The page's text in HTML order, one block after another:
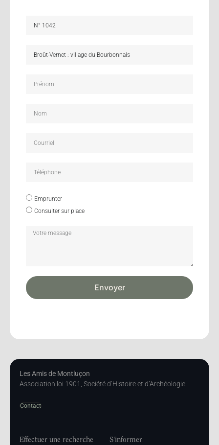
Emprunter
Consulter sur place
Envoyer
Les Amis de Montluçon
Association loi 1901, Société d’Histoire et d’Archéologie
Contact
Effectuer une recherche S'informer